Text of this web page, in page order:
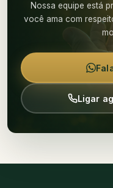
Nossa equipe está
você ama com
Ligar